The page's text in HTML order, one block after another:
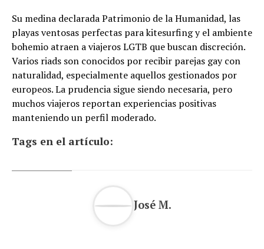
Su medina declarada Patrimonio de la Humanidad, las
playas ventosas perfectas para kitesurfing y el ambiente
bohemio atraen a viajeros LGTB que buscan discreción.
Varios riads son conocidos por recibir parejas gay con
naturalidad, especialmente aquellos gestionados por
europeos. La prudencia sigue siendo necesaria, pero
muchos viajeros reportan experiencias positivas
manteniendo un perfil moderado.
Tags en el artículo:
José M.